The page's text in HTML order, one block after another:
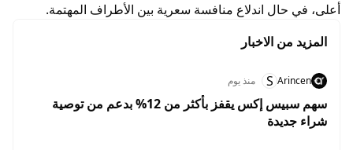
أعلى، في حال اندلاع منافسة سعرية بين الأطراف المهتمة.
المزيد من الاخبار
Arincen
S منذ يوم
سهم سبيس إكس يقفز بأكثر من 12% بدعم من توصية
شراء جديدة